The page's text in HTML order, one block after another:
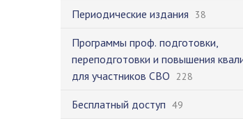
Периодические издания 38
Программы проф. подготовки,
переподготовки и повышения
для участников СВО 228
Бесплатный доступ 49